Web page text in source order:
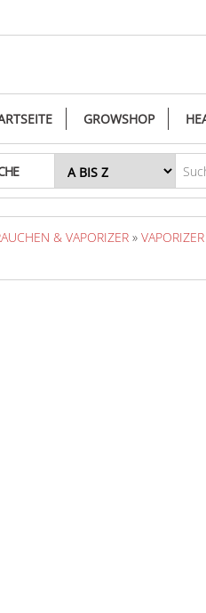
GROWSHOP
& VAPORIZER » VAPORIZER